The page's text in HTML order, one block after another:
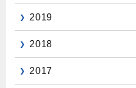
冬季の注意
保安体制
保安体制について
2019
2018
2017